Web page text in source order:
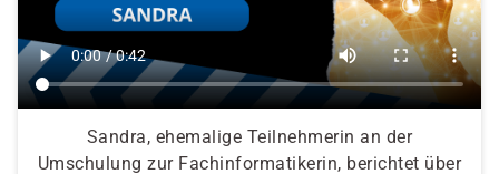
Sandra, ehemalige Teilnehmerin an der
Umschulung zur Fachinformatikerin, berichtet über